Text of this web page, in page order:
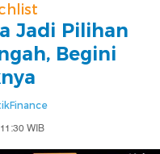
Jadi Pilihan
Begini
WIB